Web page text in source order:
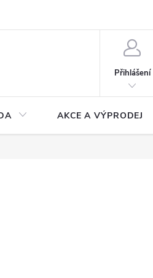
Přihlášení
AKCE A VÝPRODEJ